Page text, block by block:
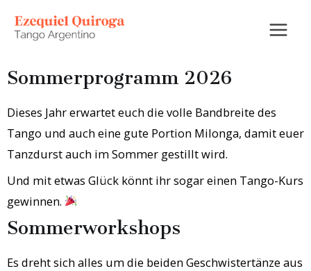
Sommerprogramm 2026
Dieses Jahr erwartet euch die volle Bandbreite des
Tango und auch eine gute Portion Milonga, damit euer
Tanzdurst auch im Sommer gestillt wird.
Und mit etwas Glück könnt ihr sogar einen Tango-Kurs
gewinnen.
Sommerworkshops
Es dreht sich alles um die beiden Geschwistertänze aus